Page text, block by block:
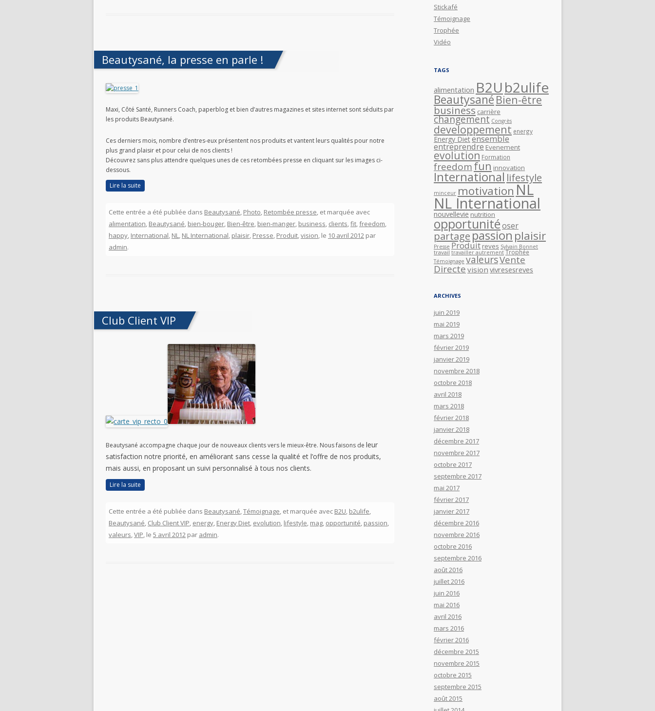
Beautysané, la presse en parle !
Maxi, Côté Santé, Runners Coach, paperblog et bien d’autres magazines et sites internet sont séduits par
les produits Beautysané.
Ces derniers mois, nombre d’entres-eux présentent nos produits et vantent leurs qualités pour notre
plus grand plaisir et pour celui de nos clients !
Découvrez sans plus attendre quelques unes de ces retombées presse en cliquant sur les images ci-
dessous.
Lire la suite
Cette entrée a été publiée dans Beautysané, Photo, Retombée presse, et marquée avec
alimentation, Beautysané, bien-bouger, Bien-être, bien-manger, business, clients,fit,freedom,
happy, International, NL, NL International, plaisir, Presse, Produit,vision, le 10 avril 2012 par
admin.
Club Client VIP
Beautysané accompagne chaque jour de nouveaux clients vers le mieux-être. Nous faisons de leur
satisfaction notre priorité, en améliorant sans cesse la qualité et l’offre de nos produits,
mais aussi, en proposant un suivi personnalisé à tous nos clients.
Lire la suite
Cette entrée a été publiée dans Beautysané,Témoignage, et marquée avec B2U, b2ulife,
Beautysané, Club Client VIP, energy, Energy Diet, evolution, lifestyle, mag, opportunité, passion,
valeurs,VIP, le 5 avril 2012 par admin.
Stickafé
Témoignage
Trophée
Vidéo
TAGS
alimentation B2Ub2ulife
BeautysanéBien-être
business carrière
changement Congrès
developpement energy
Energy Dietensemble
entreprendre Evenement
evolution Formation
freedomfun innovation
International lifestyle
minceur motivationNL
NL International
nouvellevie nutrition
opportunitéoser
partagepassion plaisir
Presse Produit reves Sylvain Bonnet
travail travailler autrement Trophée
Témoignage valeursVente
Directe vision vivresesreves
ARCHIVES
juin 2019
mai 2019
mars 2019
février 2019
janvier 2019
novembre 2018
octobre 2018
avril 2018
mars 2018
février 2018
janvier 2018
décembre 2017
novembre 2017
octobre 2017
septembre 2017
mai 2017
février 2017
janvier 2017
décembre 2016
novembre 2016
octobre 2016
septembre 2016
août 2016
juillet 2016
juin 2016
mai 2016
avril 2016
mars 2016
février 2016
décembre 2015
novembre 2015
octobre 2015
septembre 2015
août 2015